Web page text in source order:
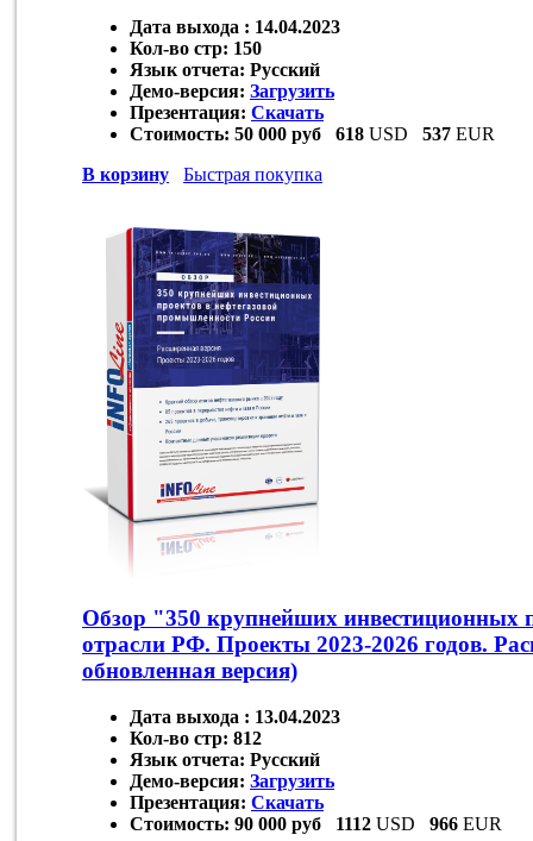
Дата выхода : 14.04.2023
Кол-во стр: 150
Язык отчета: Русский
Демо-версия: Загрузить
Презентация: Скачать
Стоимость: 50 000 руб 618 USD 537 EUR
В корзину
Быстрая покупка
Обзор "350 крупнейших инвестиционных
отрасли РФ. Проекты 2023-2026 годов.
обновленная версия)
Дата выхода : 13.04.2023
Кол-во стр: 812
Язык отчета: Русский
Демо-версия: Загрузить
Презентация: Скачать
Стоимость: 90 000 руб 1112 USD 966 EUR